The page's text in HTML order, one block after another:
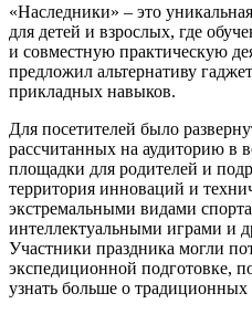
«Наследники» – это
для детей и взрослых, где
и совместную практическую
предложил альтернативу
прикладных навыков.
Для посетителей было
рассчитанных на аудиторию в
площадки для родителей и
территория инноваций и
экстремальными видами
интеллектуальными играми и
Участники праздника могли
экспедиционной подготовке,
узнать больше о традиционных